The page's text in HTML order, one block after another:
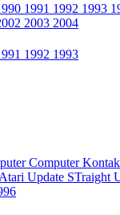
1991 1992 1993
2003 2004
1992 1993
Computer
Atari Update STraight